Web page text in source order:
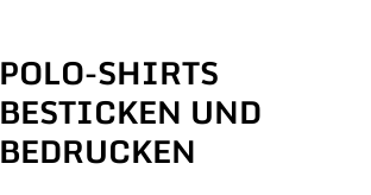
POLO-SHIRTS
BESTICKEN UND
BEDRUCKEN